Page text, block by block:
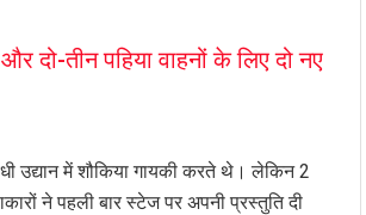
दो-तीन पहिया वाहनों के लिए दो नए
उद्यान में शौकिया गायकी करते थे। लेकिन 2
ने पहली बार स्टेज पर अपनी प्रस्तुति दी